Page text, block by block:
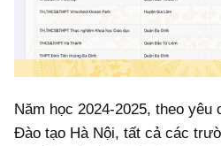
Năm học 2024-2025, theo
Đào tạo Hà Nội, tất cả các